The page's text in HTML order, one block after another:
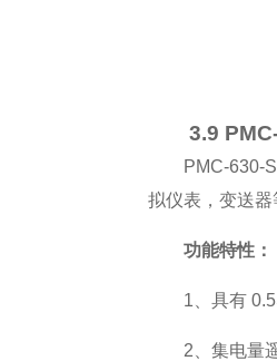
3.9
PMC-630-
拟仪表，变送
功能特性：
1、具有
2、集电量